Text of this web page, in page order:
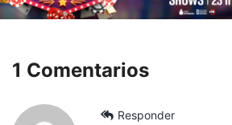
1 Comentarios
Responder